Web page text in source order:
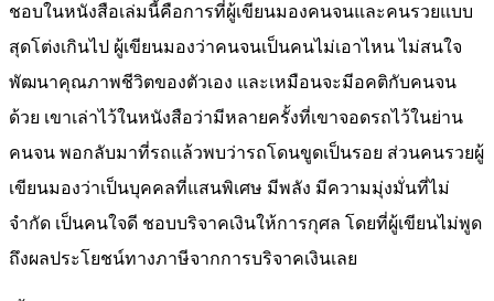
ชอบในหนังสือเล่มนี้คือการที่ผู้เขียนมองคนจนและคนรวยแบบ
สุดโต่งเกินไป ผู้เขียนมองว่าคนจนเป็นคนไม่เอาไหน ไม่สนใจ
พัฒนาคุณภาพชีวิตของตัวเอง และเหมือนจะมีอคติกับคนจน
ด้วย เขาเล่าไว้ในหนังสือว่ามีหลายครั้งที่เขาจอดรถไว้ในย่าน
คนจน พอกลับมาที่รถแล้วพบว่ารถโดนขูดเป็นรอย ส่วนคนรวยผู้
เขียนมองว่าเป็นบุคคลที่แสนพิเศษ มีพลัง มีความมุ่งมั่นที่ไม่
จำกัด เป็นคนใจดี ชอบบริจาคเงินให้การกุศล โดยที่ผู้เขียนไม่พูด
ถึงผลประโยชน์ทางภาษีจากการบริจาคเงินเลย